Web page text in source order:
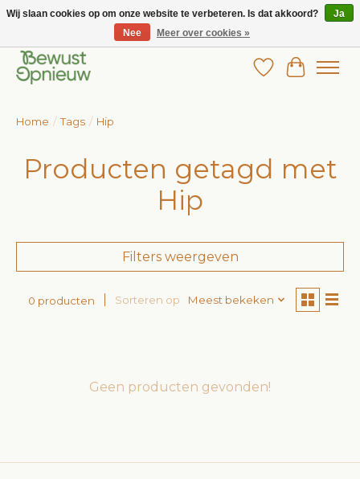
Wij bieden het grootste aanbod in betaalbare kinderkleding!
Verlanglijst
Home / Tags / Hip
Producten getagd met
Hip
Filters weergeven
0 producten Sorteren op Meest bekeken
Geen producten gevonden!
Wij slaan cookies op om onze website te verbeteren. Is dat akkoord?
Ja
Nee
Meer over cookies »